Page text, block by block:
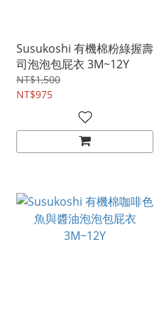
Susukoshi 有機棉粉綠握壽
司泡泡包屁衣 3M~12Y
NT$1,500
NT$975